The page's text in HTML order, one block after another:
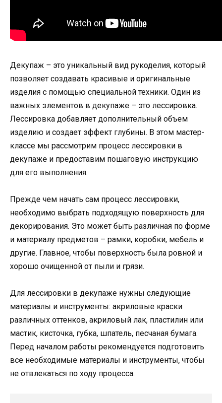
Декупаж – это уникальный вид рукоделия, который
позволяет создавать красивые и оригинальные
изделия с помощью специальной техники. Один из
важных элементов в декупаже – это лессировка.
Лессировка добавляет дополнительный объем
изделию и создает эффект глубины. В этом мастер-
классе мы рассмотрим процесс лессировки в
декупаже и предоставим пошаговую инструкцию
для его выполнения.
Прежде чем начать сам процесс лессировки,
необходимо выбрать подходящую поверхность для
декорирования. Это может быть различная по форме
и материалу предметов – рамки, коробки, мебель и
другие. Главное, чтобы поверхность была ровной и
хорошо очищенной от пыли и грязи.
Для лессировки в декупаже нужны следующие
материалы и инструменты: акриловые краски
различных оттенков, акриловый лак, пластилин или
мастик, кисточка, губка, шпатель, песчаная бумага.
Перед началом работы рекомендуется подготовить
все необходимые материалы и инструменты, чтобы
не отвлекаться по ходу процесса.